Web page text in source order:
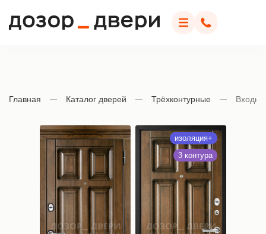
Дозор Двери
МенюПозвонить
Главная Каталог дверей Трёхконтурные